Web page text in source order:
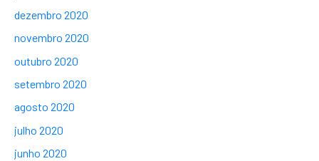
dezembro 2020
novembro 2020
outubro 2020
setembro 2020
agosto 2020
julho 2020
junho 2020